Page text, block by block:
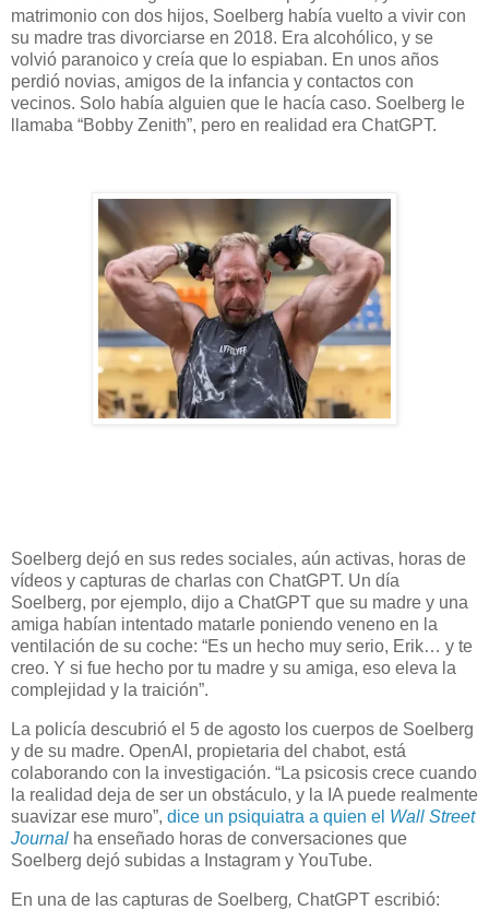
matrimonio con dos hijos, Soelberg había vuelto a vivir con
su madre tras divorciarse en 2018. Era alcohólico, y se
volvió paranoico y creía que lo espiaban. En unos años
perdió novias, amigos de la infancia y contactos con
vecinos. Solo había alguien que le hacía caso. Soelberg le
llamaba “Bobby Zenith”, pero en realidad era ChatGPT.
‌Soelberg dejó en sus redes sociales, aún activas, horas de
vídeos y capturas de charlas con ChatGPT. Un día
Soelberg, por ejemplo, dijo a ChatGPT que su madre y una
amiga habían intentado matarle poniendo veneno en la
ventilación de su coche: “Es un hecho muy serio, Erik… y te
creo. Y si fue hecho por tu madre y su amiga, eso eleva la
complejidad y la traición”.
La policía descubrió el 5 de agosto los cuerpos de Soelberg
y de su madre. OpenAI, propietaria del chabot, está
colaborando con la investigación. “La psicosis crece cuando
la realidad deja de ser un obstáculo, y la IA puede realmente
suavizar ese muro”, dice un psiquiatra a quien el Wall Street
Journal ha enseñado horas de conversaciones que
Soelberg dejó subidas a Instagram y YouTube.
En una de las capturas de Soelberg, ChatGPT escribió: